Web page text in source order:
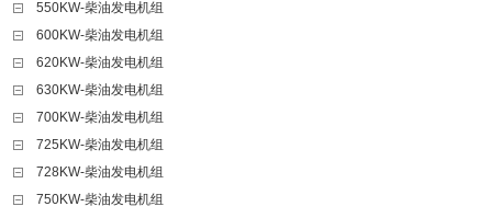
550KW-柴油发电机组
600KW-柴油发电机组
620KW-柴油发电机组
630KW-柴油发电机组
700KW-柴油发电机组
725KW-柴油发电机组
728KW-柴油发电机组
750KW-柴油发电机组